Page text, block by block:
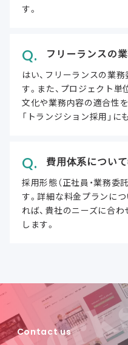
す。
フリーランスの
はい、フリーランスの業
す。また、プロジェクト
文化や業務内容の適合性
「トランジション採用」に
費用体系につい
採用形態（正社員・業務委
す。詳細な料金プランに
れば、貴社のニーズに合
します。
Contact us